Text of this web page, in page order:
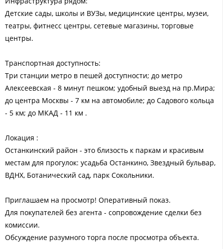
Детские сады, школы и ВУЗы, медицинские центры, музеи,
театры, фитнесс центры, сетевые магазины, торговые
центры.
Транспортная доступность:
Три станции метро в пешей доступности; до метро
Алексеевская - 8 минут пешком; удобный выезд на пр.Мира;
до центра Москвы - 7 км на автомобиле; до Садового кольца
- 5 км; до МКАД - 11 км .
Локация :
Останкинский район - это близость к паркам и красивым
местам для прогулок: усадьба Останкино, Звездный бульвар,
ВДНХ, Ботанический сад, парк Сокольники.
Приглашаем на просмотр! Оперативный показ.
Для покупателей без агента - сопровождение сделки без
комиссии.
Обсуждение разумного торга после просмотра объекта.